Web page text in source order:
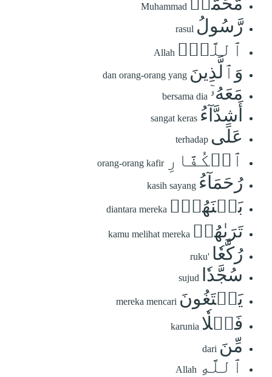
Muhammad
رَّسُولُ rasul
ٱللَّهِۚ Allah
وَٱلَّذِينَ dan orang-orang yang
مَعَهُۥٓ bersama dia
أَشِدَّآءُ sangat keras
عَلَى terhadap
ٱلۡكُفَّارِ orang-orang kafir
رُحَمَآءُ kasih sayang
بَيۡنَهُمۡۖ diantara mereka
تَرَىٰهُمۡ kamu melihat mereka
رُكَّعٗا ruku'
سُجَّدٗا sujud
يَبۡتَغُونَ mereka mencari
فَضۡلٗا karunia
مِّنَ dari
ٱللَّهِ Allah